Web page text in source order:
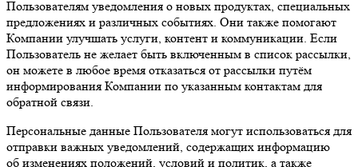
Пользователям уведомления о новых продуктах, специальных
предложениях и различных событиях. Они также помогают
Компании улучшать услуги, контент и коммуникации. Если
Пользователь не желает быть включенным в список рассылки,
он можете в любое время отказаться от рассылки путём
информирования Компании по указанным контактам для
обратной связи.
Персональные данные Пользователя могут использоваться для
отправки важных уведомлений, содержащих информацию
об изменениях положений, условий и политик, а также